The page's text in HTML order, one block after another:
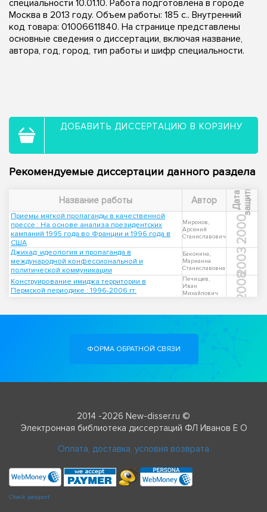
специальности 10.01.10. Работа подготовлена в городе
Москва в 2013 году. Объем работы: 185 с.. Внутренний
код товара: 01006611840. На странице представлены
основные сведения о диссертации, включая название,
автора, год, город, тип работы и шифр специальности.
ДОБАВИТЬ ДИССЕРТАЦИЮ В КОРЗИНУ
Рекомендуемые диссертации данного раздела
Название работы Автор Д
а
т
а
з
а
щ
и
т ы
Приемы мягкой пропаганды в качественной
прессе : На основе анализа президентских
кампаний 1995 года во Франции и 1996 года в
США
Миронов,
Арсений
Станиславович
2000
Джихад: идеология и пропаганда в
международной конфессиональной и
политической коммуникации
Баконина,
Марианна
Станиславовна
2003
Конструирование имиджа территории в
Пермской периодике : 1996-2006 гг.
Печищев,
Иван
Михайлович
2008
ФОРМА ОБРАТНОЙ СВЯЗИ
2014 -2026 New-disser.ru ©
Электронная библиотека диссертаций ФЛ Иванов Е О
Оплата, доставка, условия возврата
Check passport